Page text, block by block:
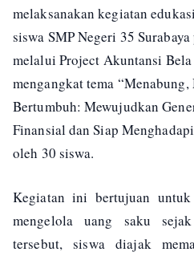
melaksanakan kegiatan
siswa SMP Negeri 35
melalui Project Akuntansi
mengangkat tema
Bertumbuh: Mewujudkan
Finansial dan Siap
oleh 30 siswa.
Kegiatan ini bertujuan untuk
mengelola uang saku
tersebut, siswa diajak